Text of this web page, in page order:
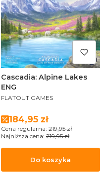
Cascadia: Alpine Lakes
ENG
PRODUCENT
FLATOUT GAMES
Cena promocyjna
184,95 zł
Cena regularna: 219,95 zł
Najniższa cena: 219,95 zł
Do koszyka